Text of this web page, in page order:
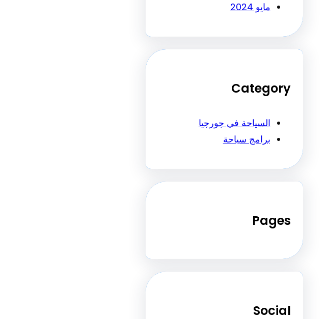
مايو 2024
Category
السياحة في جورجيا
برامج سياحة
Pages
Social